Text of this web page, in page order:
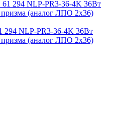
294 NLP-PR3-36-4K 36Вт
(аналог ЛПО 2х36)